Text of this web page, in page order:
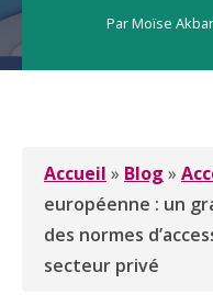
ParMoïse
Accueil » Blog »
européenne : un
des normes
secteur privé